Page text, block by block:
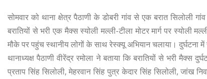
सोमवार को थाना क्षेत्र पैठाणी के डोबरी गांव से एक बरात सिलोली
बरातियों से भरी एक मैक्स स्योली मल्ली-टीला मोटर मार्ग पर स्योली
मौके पर पहुंच स्थानीय लोगों के साथ रेस्क्यू अभियान चलाया। दुर्घटना में
थानाध्यक्ष पैठाणी वीरेंद्र रमोला ने बताया कि बरातियों से भरी
प्रताप सिंह सिलोली, मेहरवान सिंह पुत्र केदार सिंह सिलोली, जांख